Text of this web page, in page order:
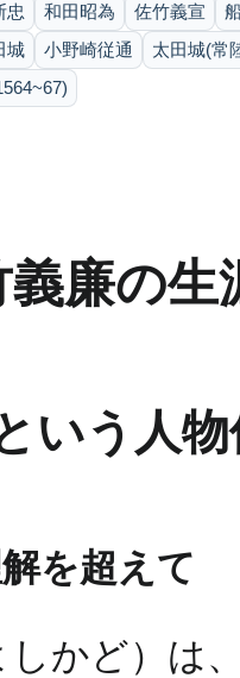
忠 和田昭為 佐竹義宣
城 小野崎従通 太田城(常
廉の
いう人
を超えて
かど）は